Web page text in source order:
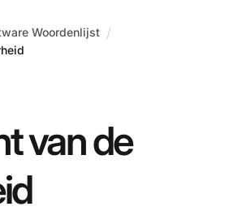
Woordenlijst /
van de